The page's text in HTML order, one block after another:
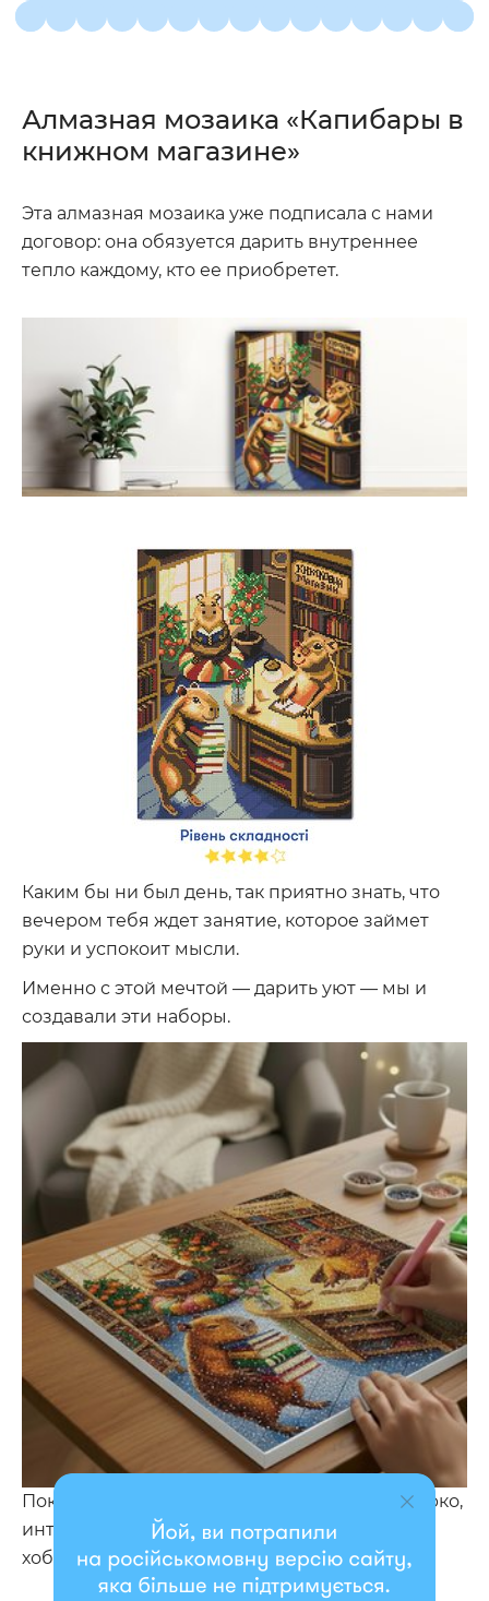
Алмазная мозаика «Капибары в
книжном магазине»
Эта алмазная мозаика уже подписала с нами
договор: она обязуется дарить внутреннее
тепло каждому, кто ее приобретет.
Каким бы ни был день, так приятно знать, что
вечером тебя ждет занятие, которое займет
руки и успокоит мысли.
Именно с этой мечтой — дарить уют — мы и
создавали эти наборы.
Покупайте алмазную мозаику и отдыхайте ярко,
интересно и в компании вдохновляющего
хобби.